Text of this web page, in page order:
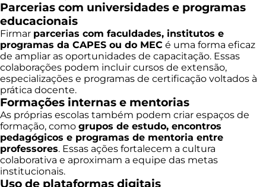
Parcerias com universidades e programas
educacionais
Firmar parcerias com faculdades, institutos e
programas da CAPES ou do MEC é uma forma eficaz
de ampliar as oportunidades de capacitação. Essas
colaborações podem incluir cursos de extensão,
especializações e programas de certificação voltados à
prática docente.
Formações internas e mentorias
As próprias escolas também podem criar espaços de
formação, como grupos de estudo, encontros
pedagógicos e programas de mentoria entre
professores. Essas ações fortalecem a cultura
colaborativa e aproximam a equipe das metas
institucionais.
Uso de plataformas digitais